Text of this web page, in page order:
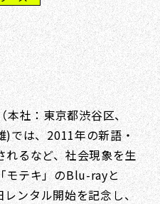
本社：東京都渋谷区、
)では、2011年の新語・
れるなど、社会現象を生
モテキ」のBlu-rayと
ンタル開始を記念し、